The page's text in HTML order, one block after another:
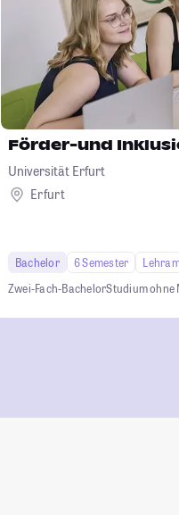
Förder-und
Universität Erfurt
Erfurt
Bachelor 6 Semester
Zwei-Fach-BachelorStudium ohne